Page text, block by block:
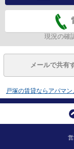
現況の確
メールで共有
戸塚の賃貸ならアパマン